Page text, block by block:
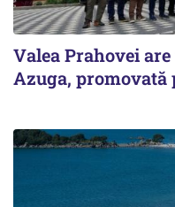
Valea Prahovei
Azuga,